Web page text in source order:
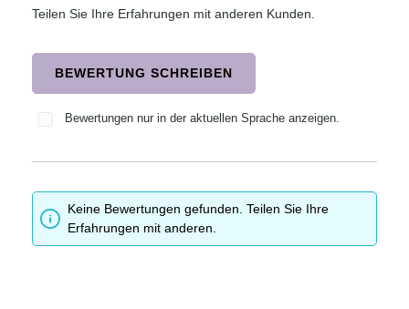
Teilen Sie Ihre Erfahrungen mit anderen Kunden.
BEWERTUNG SCHREIBEN
Bewertungen nur in der aktuellen Sprache anzeigen.
Keine Bewertungen gefunden. Teilen Sie Ihre
Erfahrungen mit anderen.